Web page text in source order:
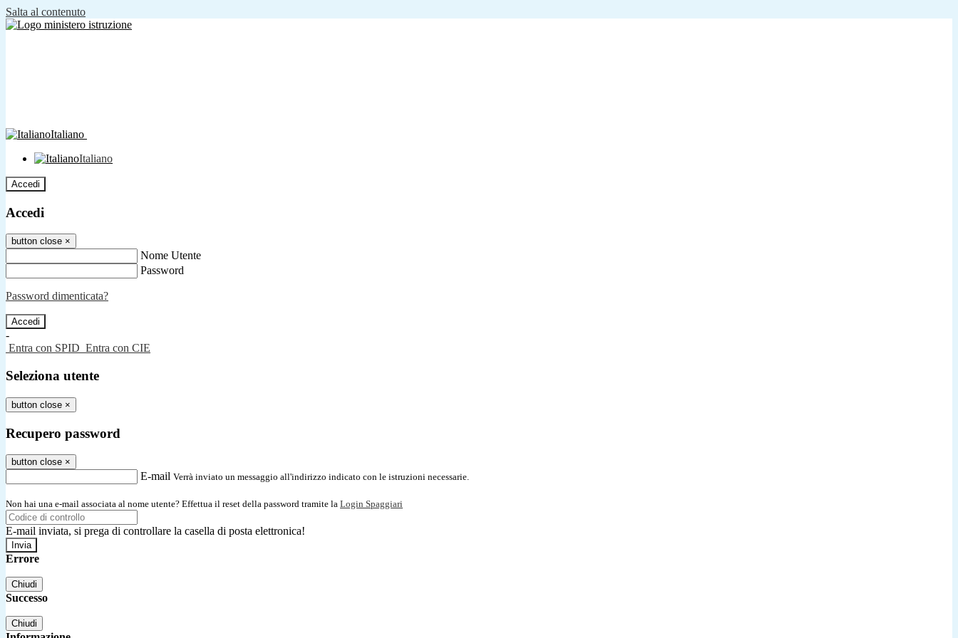
Salta al contenuto
Italiano
Italiano
Accedi
Accedi
button close ×
Nome Utente
Password
Password dimenticata?
-
Entra con SPID Entra con CIE
Seleziona utente
button close ×
Recupero password
button close ×
E-mail Verrà inviato un messaggio all'indirizzo indicato con le istruzioni necessarie.
Non hai una e-mail associata al nome utente? Effettua il reset della password tramite la Login Spaggiari
E-mail inviata, si prega di controllare la casella di posta elettronica!
Errore
Chiudi
Successo
Chiudi